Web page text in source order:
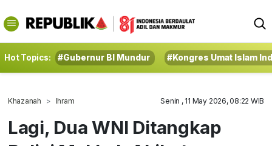
Hot Topics: #Gubernur BI Mundur #Kongres Umat Islam
Khazanah Ihram Senin , 11 May 2026, 08:22 WIB
Lagi, Dua WNI Ditangkap